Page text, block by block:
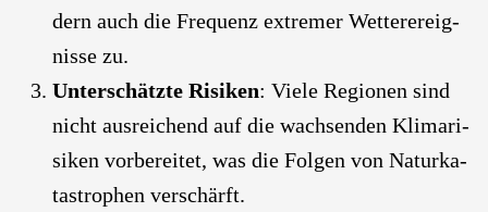
dern auch die Fre­quenz extre­mer Wet­ter­ereig­
nis­se zu.
Unter­schätz­te Risi­ken: Vie­le Regio­nen sind
nicht aus­rei­chend auf die wach­sen­den Kli­ma­ri­
si­ken vor­be­rei­tet, was die Fol­gen von Natur­ka­
ta­stro­phen ver­schärft.